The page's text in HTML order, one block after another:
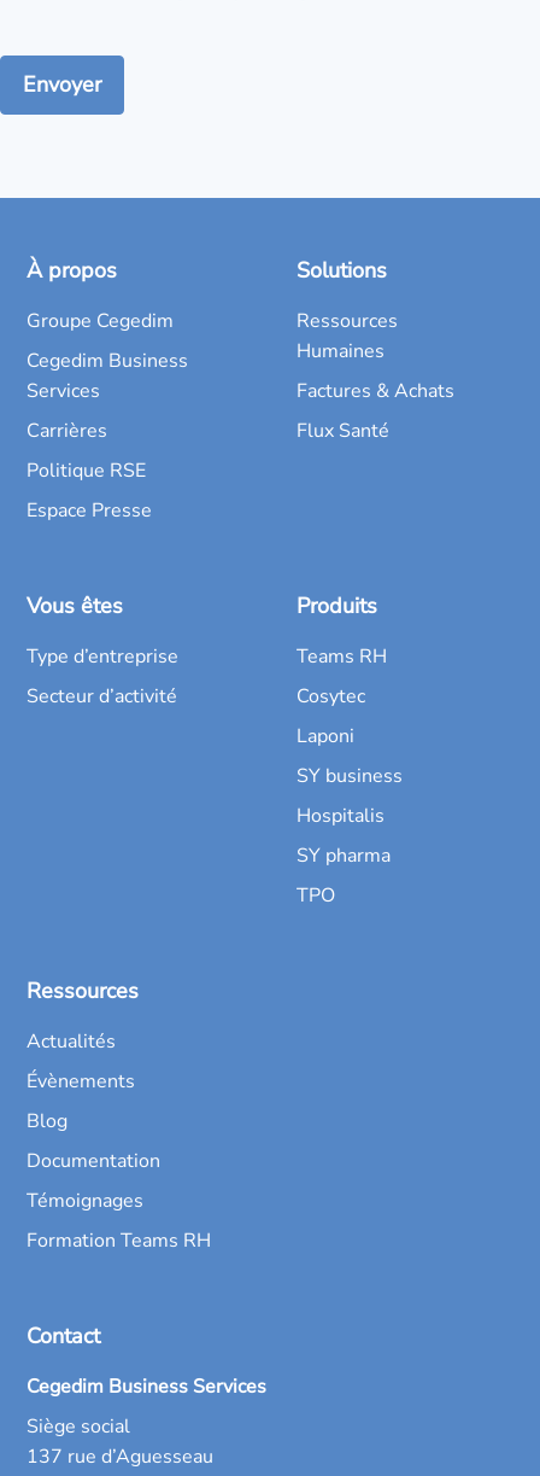
À propos
Groupe Cegedim
Cegedim Business
Services
Carrières
Politique RSE
Espace Presse
Solutions
Ressources
Humaines
Factures & Achats
Flux Santé
Vous êtes
Type d’entreprise
Secteur d’activité
Produits
Teams RH
Cosytec
Laponi
SY business
Hospitalis
SY pharma
TPO
Ressources
Actualités
Évènements
Blog
Documentation
Témoignages
Formation Teams RH
Contact
Cegedim Business Services
Siège social
137 rue d’Aguesseau